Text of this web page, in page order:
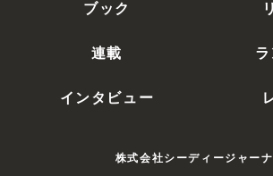
ブック
連載
インタビュー
株式会社シーディージャー